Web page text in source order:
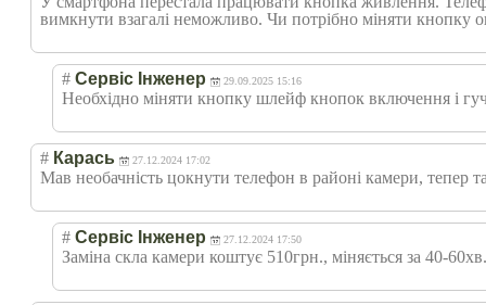
вимкнути взагалі неможливо. Чи потрібно міняти кнопку
# Сервіс Інженер 29.09.2025 15:16
Необхідно міняти кнопку шлейф кнопок включення і
# Карась 27.12.2024 17:02
Мав необачність цокнути телефон в районі камери, тепер
# Сервіс Інженер 27.12.2024 17:50
Заміна скла камери коштує 510грн., міняється за 40-60хв.